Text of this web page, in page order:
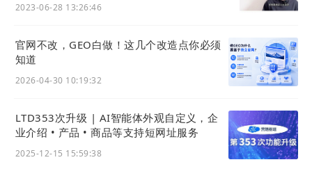
（会议现场）
启动会仪式上指出项目围绕六大核心价值构建赋能体
2023-06-28 13:26:46
官网不改，GEO白做！这几个改造点你必须
知道
2026-04-30 10:19:32
LTD353次升级 | AI智能体外观自定义，企
业介绍 • 产品 • 商品等支持短网址服务
2025-12-15 15:59:38